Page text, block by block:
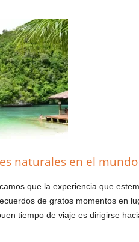
naturales en el mundo
que la experiencia que
de gratos momentos en
tiempo de viaje es dirigirse